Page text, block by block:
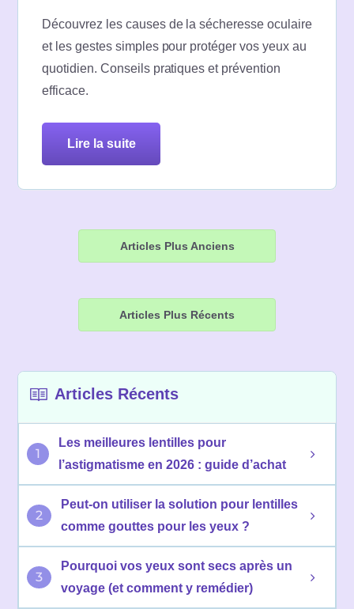
Découvrez les causes de la sécheresse oculaire
et les gestes simples pour protéger vos yeux au
quotidien. Conseils pratiques et prévention
efficace.
lire la suite
Navigation
articles
Articles Plus Anciens
Articles Plus Récents
Articles Récents
1
Les meilleures lentilles pour
l’astigmatisme en 2026 : guide d’achat
2
Peut-on utiliser la solution pour lentilles
comme gouttes pour les yeux ?
3
Pourquoi vos yeux sont secs après un
voyage (et comment y remédier)